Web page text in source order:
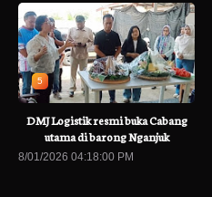
5
DMJ Logistik resmi buka Cabang
utama di barong Nganjuk
8/01/2026 04:18:00 PM